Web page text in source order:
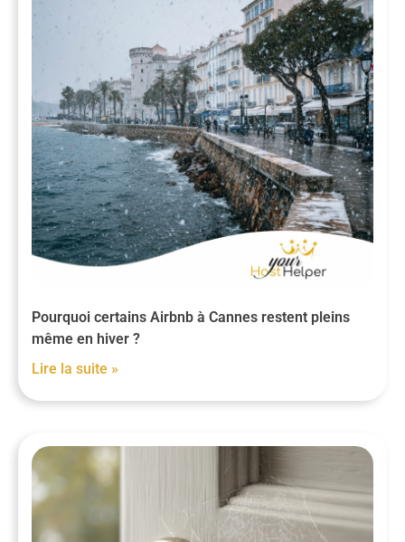
Pourquoi certains Airbnb à Cannes restent pleins
même en hiver ?
Lire la suite »